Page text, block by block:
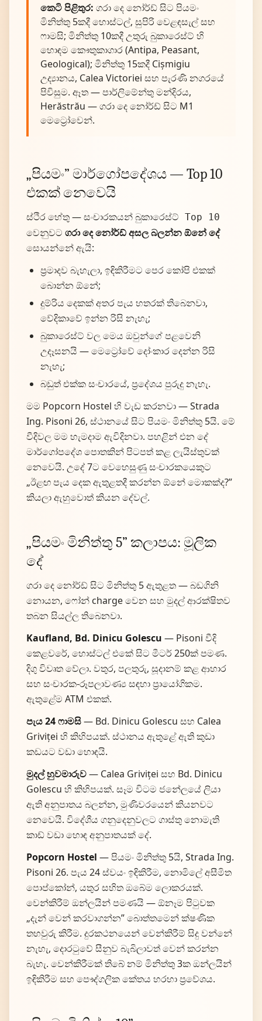
කෙටි පිළිතුර: ගරා දෙ නෝර්ඩ් සිට පියමං
මිනිත්තු 5කදී හොස්ටල්, සුපිරි වෙළඳසැල් සහ
ෆාමසි; මිනිත්තු 10කදී උතුරු බුකාරෙස්ට් හි
හොඳම කෞතුකාගාර (Antipa, Peasant,
Geological); මිනිත්තු 15කදී Cișmigiu
උද්‍යානය, Calea Victoriei සහ පැරණි නගරයේ
පිවිසුම. ඈත — පාර්ලිමේන්තු මන්දිරය,
Herăstrău — ගරා දෙ නෝර්ඩ් සිට M1
මෙට්‍රෝවෙන්.
„පියමං” මාර්ගෝපදේශය — Top 10
එකක් නෙවෙයි
ස්ථිර හේතු — සංචාරකයන් බුකාරෙස්ට් Top 10
වෙනුවට ගරා දෙ නෝර්ඩ් අසල බලන්න ඕනේ දේ
සොයන්නේ ඇයි:
ප්‍රමාදව බැහැලා, ඉඳිකිරීමට පෙර කෝපි එකක්
බොන්න ඕනේ;
දුම්රිය දෙකක් අතර පැය හතරක් තිබෙනවා,
වේදිකාවේ ඉන්න රිසි නැහැ;
බුකාරෙස්ට් වල මෙය ඔවුන්ගේ පළවෙනි
උදෑසනයි — මෙට්‍රෝවේ දෝංකාර දෙන්න රිසි
නැහැ;
බඩුත් එක්ක සංචාරයේ, ප්‍රදේශය පුරුදු නැහැ.
මම Popcorn Hostel හි වැඩ කරනවා — Strada
Ing. Pisoni 26, ස්ථානයේ සිට පියමං මිනිත්තු 5යි. මේ
වීදිවල මම හැමදාම ඇවිදිනවා. පහළින් එන දේ
මාර්ගෝපදේශ පොතකින් පිටපත් කළ ලැයිස්තුවක්
නෙවෙයි. උදේ 7ට වෙහෙසුණු සංචාරකයෙකුට
„ඊළඟ පැය දෙක ඇතුළතදී කරන්න ඕනේ මොකක්ද?”
කියලා ඇහුවොත් කියන දේවල්.
„පියමං මිනිත්තු 5” කලාපය: මූලික
දේ
ගරා දෙ නෝර්ඩ් සිට මිනිත්තු 5 ඇතුළත — බඩගිනි
නොයන, ෆෝන් charge වෙන සහ මුදල් ආරක්ෂිතව
තබන සියල්ල තිබෙනවා.
Kaufland, Bd. Dinicu Golescu — Pisoni වීදි
කෙළවරේ, හොස්ටල් එකේ සිට මීටර් 250ක් පමණ.
දිගු විවෘත වේලා. වතුර, පලතුරු, සූදානම් කළ ආහාර
සහ සංචාරක-රූපලාවණ්‍ය සඳහා ප්‍රායෝගිකම.
ඇතුළේම ATM එකක්.
පැය 24 ෆාමසි— Bd. Dinicu Golescu සහ Calea
Griviței හි කිහිපයක්. ස්ථානය ඇතුළේ ඇති කුඩා
කඩයට වඩා හොඳයි.
මුදල් හුවමාරුව— Calea Griviței සහ Bd. Dinicu
Golescu හි කිහිපයක්. සෑම විටම ජනේලයේ ලියා
ඇති අනුපාතය බලන්න, මුණිවරයෙන් කියනවට
නෙවෙයි. විදේශීය ගනුදෙනුවලට ගාස්තු නොමැති
කාඩ් වඩා හොඳ අනුපාතයක් දේ.
Popcorn Hostel — පියමං මිනිත්තු 5යි, Strada Ing.
Pisoni 26. පැය 24 ස්වයං ඉඳිකිරීම, නොමිලේ අසීමිත
පොප්කෝන්, යතුර සහිත ඔබේම ලොකරයක්.
වෙන්කිරීම් ඔන්ලයින් පමණයි — ඕනෑම පිටුවක
„දැන් වෙන් කරවාගන්න” බොත්තමෙන් ක්ෂණික
තහවුරු කිරීම. දුරකථනයෙන් වෙන්කිරීම් සිදු වන්නේ
නැහැ, දොරටුවේ සීනුව බැබිලාවත් වෙන් කරන්න
බැහැ. වෙන්කිරීමක් තිබේ නම් මිනිත්තු 3ක ඔන්ලයින්
ඉඳිකිරීම සහ පෞද්ගලික කේතය හරහා ප්‍රවේශය.